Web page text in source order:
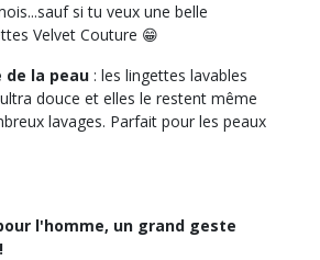
si tu veux une belle
Velvet Couture 😁
de la peau : les lingettes lavables
douce et elles le restent même
lavages. Parfait pour les peaux
l'homme, un grand geste